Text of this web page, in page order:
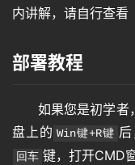
内讲解，请自行查看
部署教程
如果您是初学者
盘上的 Win键+R键
回车 键，打开CMD